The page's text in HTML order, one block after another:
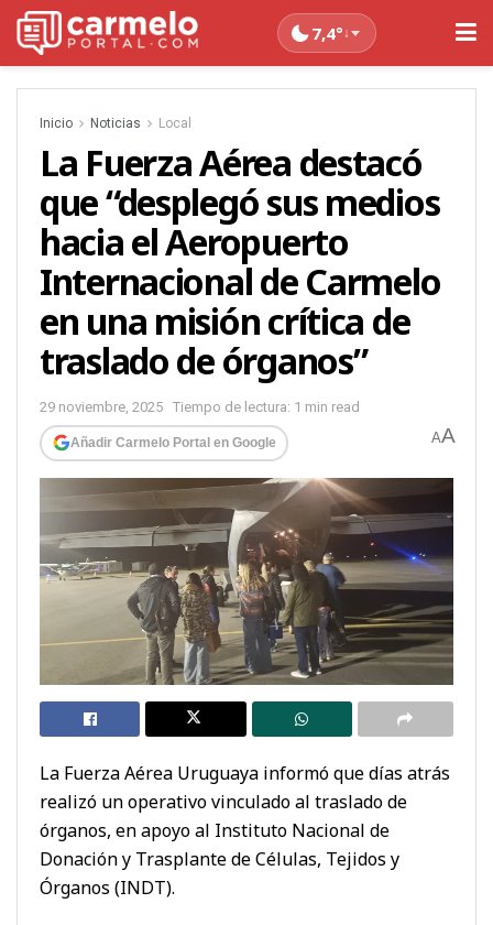
7,4°↓
Inicio Noticias Local
La Fuerza Aérea destacó
que “desplegó sus medios
hacia el Aeropuerto
Internacional de Carmelo
en una misión crítica de
traslado de órganos”
29 noviembre, 2025 Tiempo de lectura: 1 min read
Añadir Carmelo Portal en Google AA
La Fuerza Aérea Uruguaya informó que días atrás
realizó un operativo vinculado al traslado de
órganos, en apoyo al Instituto Nacional de
Donación y Trasplante de Células, Tejidos y
Órganos (INDT).